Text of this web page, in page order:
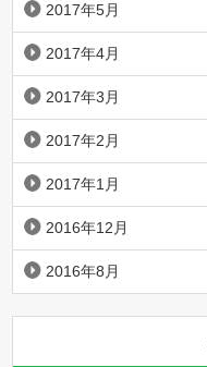
2017年5月
2017年4月
2017年3月
2017年2月
2017年1月
2016年12月
2016年8月